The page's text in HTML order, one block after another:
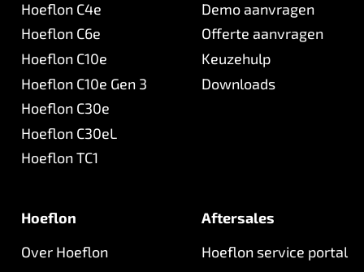
Hoeflon C4e
Hoeflon C6e
Hoeflon C10e
Hoeflon C10e Gen 3
Hoeflon C30e
Hoeflon C30eL
Hoeflon TC1
Demo aanvragen
Offerte aanvragen
Keuzehulp
Downloads
Hoeflon
Over Hoeflon
Aftersales
Hoeflon service portal